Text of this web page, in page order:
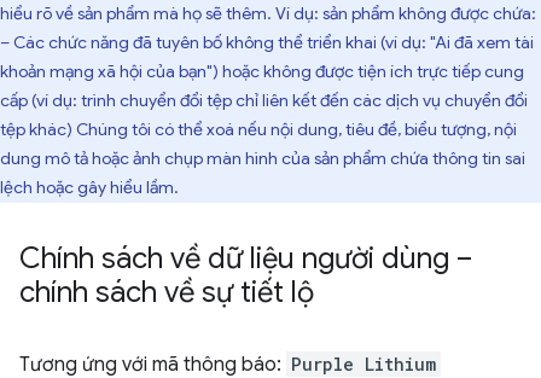
hiểu rõ về sản phẩm mà họ sẽ thêm. Ví dụ: sản phẩm không được chứa:
– Các chức năng đã tuyên bố không thể triển khai (ví dụ: "Ai đã xem tài
khoản mạng xã hội của bạn") hoặc không được tiện ích trực tiếp cung
cấp (ví dụ: trình chuyển đổi tệp chỉ liên kết đến các dịch vụ chuyển đổi
tệp khác) Chúng tôi có thể xoá nếu nội dung, tiêu đề, biểu tượng, nội
dung mô tả hoặc ảnh chụp màn hình của sản phẩm chứa thông tin sai
lệch hoặc gây hiểu lầm.
Chính sách về dữ liệu người dùng –
chính sách về sự tiết lộ
Tương ứng với mã thông báo: Purple Lithium